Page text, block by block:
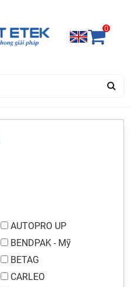
0
AUTOPRO UP
BENDPAK - Mỹ
BETAG
CARLEO